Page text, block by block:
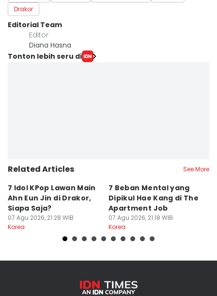
Drakor
Editorial Team
Editor
Diana Hasna
Tonton lebih seru di
Related Articles See More
7 Idol KPop Lawan Main
Ahn Eun Jin di Drakor,
Siapa Saja?
07 Agu 2026, 21:28 WIB
Korea
7 Beban Mental yang
Dipikul Hae Kang di The
Apartment Job
07 Agu 2026, 21:18 WIB
Korea